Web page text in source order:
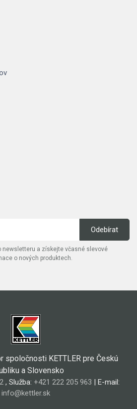
newsletteru a získejte včasné slevové
o nových produktech.
spoločnosti KETTLER pre Českú
a Slovensko
, Služba: +421 222 205 963 | E-mail:
info@kettler.sk